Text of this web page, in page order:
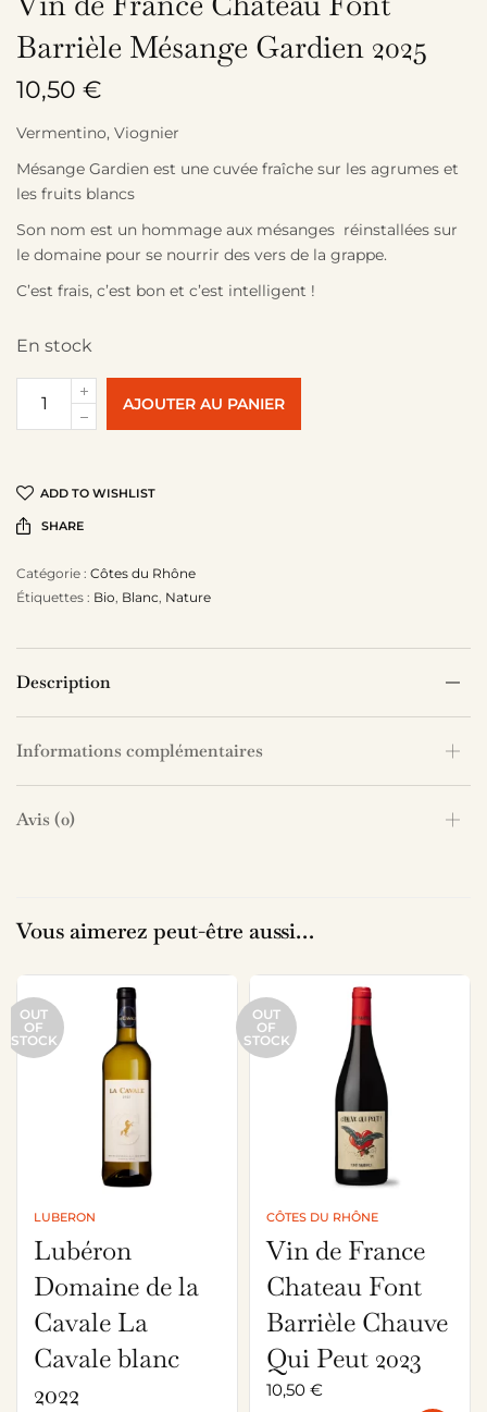
Barrièle Mésange Gardien 2025
10,50€
Vermentino, Viognier
Mésange Gardien est une cuvée fraîche sur les agrumes et
les fruits blancs
Son nom est un hommage aux mésanges réinstallées sur
le domaine pour se nourrir des vers de la grappe.
C’est frais, c’est bon et c’est intelligent !
En stock
AJOUTER AU PANIER
ADD TO WISHLIST
SHARE
Catégorie : Côtes du Rhône
Étiquettes : Bio, Blanc, Nature
Description
Informations complémentaires
Avis (0)
Vous aimerez peut-être aussi…
OUT
OF
STOCK
LUBERON
Lubéron
Domaine de la
Cavale La
Cavale blanc
2022
OUT
OF
STOCK
CÔTES DU RHÔNE
Vin de France
Chateau Font
Barrièle Chauve
Qui Peut 2023
10,50 €